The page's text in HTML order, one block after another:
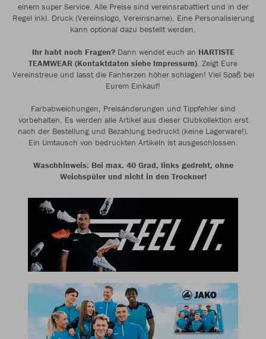
einem super Service. Alle Preise sind vereinsrabattiert und in der
Regel inkl. Druck (Vereinslogo, Vereinsname). Eine Personalisierung
kann optional dazu bestellt werden.
Ihr habt noch Fragen? Dann wendet euch an HARTISTE
TEAMWEAR (Kontaktdaten siehe Impressum). Zeigt Eure
Vereinstreue und lasst die Fanherzen höher schlagen! Viel Spaß bei
Eurem Einkauf!
Farbabweichungen, Preisänderungen und Tippfehler sind
vorbehalten. Es werden alle Artikel aus dieser Clubkollektion erst
nach der Bestellung und Bezahlung bedruckt (keine Lagerware!).
Ein Umtausch von bedruckten Artikeln ist ausgeschlossen.
Waschhinweis: Bei max. 40 Grad, links gedreht, ohne
Weichspüler und nicht in den Trockner!